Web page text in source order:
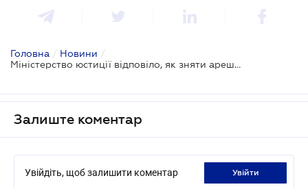
Головна / Новини /
Міністерство юстиції відповіло, як зняти арешт з майна
Залиште коментар
Увійдіть, щоб залишити коментар увійти